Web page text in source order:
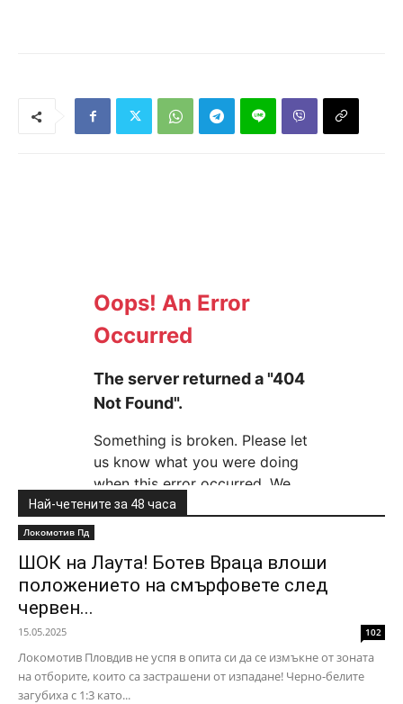
Най-четените за 48 часа
Локомотив Пд
ШОК на Лаута! Ботев Враца влоши
положението на смърфовете след
червен...
15.05.2025 102
Локомотив Пловдив не успя в опита си да се измъкне от зоната
на отборите, които са застрашени от изпадане! Черно-белите
загубиха с 1:3 като...